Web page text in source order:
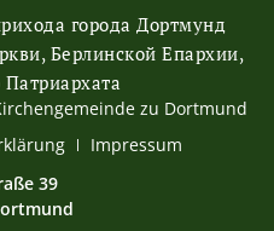
города Дортмунд
Берлинской Епархии,
zu Dortmund
Impressum
39